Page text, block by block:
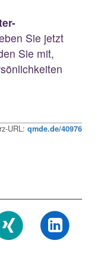
Sie jetzt
Sie mit,
URL: qmde.de/40976